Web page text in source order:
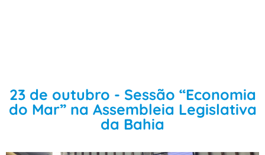
23 de outubro - Sessão “Economia
do Mar” na Assembleia Legislativa
da Bahia